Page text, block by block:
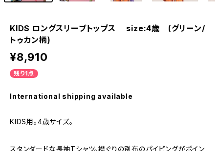
KIDS ロングスリーブトップス size:4歳 (グリーン/
トゥカン柄)
¥8,910
残り1点
International shipping available
KIDS用。4歳サイズ。
スタンダードな長袖Tシャツ。襟ぐりの別布のパイピングがポイン